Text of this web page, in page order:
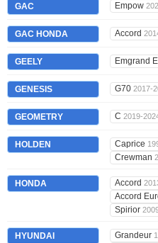
GAC Empow
GAC HONDA Accord
GEELY Emgrand
GENESIS G70 2017-
GEOMETRY C 2019-
HOLDEN Caprice
Crewman
HONDA Accord
Accord
Spirior
HYUNDAI Grandeur